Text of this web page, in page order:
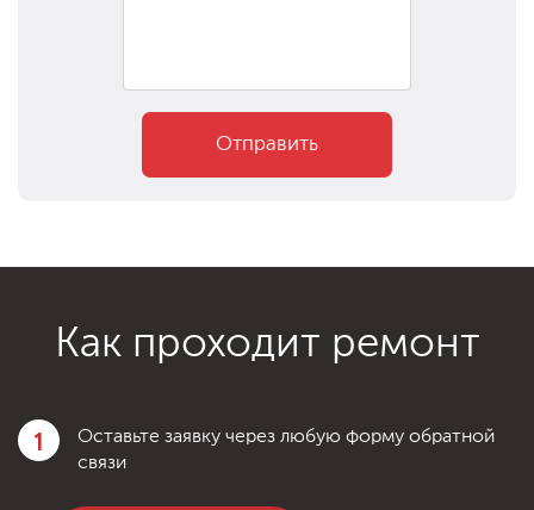
Отправить
Как проходит ремонт
1
Оставьте заявку через любую форму обратной
связи